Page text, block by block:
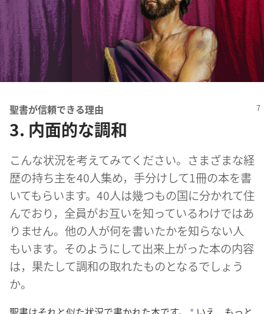
る
開
く）
聖書が信頼できる理由
3. 内面的な調和
こんな状況を考えてみてください。さまざまな経
歴の持ち主を40人集め，手分けして1冊の本を書
いてもらいます。40人は幾つもの国に分かれて住
んでおり，全員がお互いを知っているわけではあ
りません。他の人が何を書いたかを知らない人
もいます。そのようにして出来上がった本の内容
は，果たして調和の取れたものとなるでしょう
か。